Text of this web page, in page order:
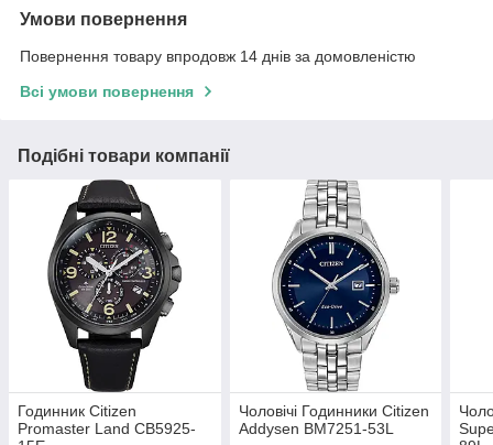
Умови повернення
Повернення товару впродовж 14 днів за домовленістю
Всі умови повернення
Подібні товари компанії
Годинник Citizen
Promaster Land CB5925-
Чоловічі Годинники Citizen
Addysen BM7251-53L